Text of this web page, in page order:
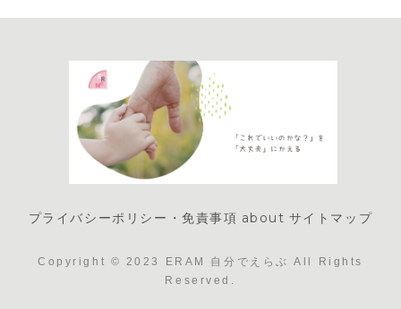
プライバシーポリシー・免責事項 about サイトマップ
Copyright © 2023 ERAM 自分でえらぶ All Rights
Reserved.